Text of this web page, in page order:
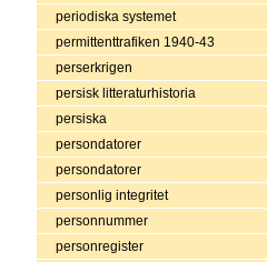
periodiska systemet
permittenttrafiken 1940-43
perserkrigen
persisk litteraturhistoria
persiska
persondatorer
persondatorer
personlig integritet
personnummer
personregister